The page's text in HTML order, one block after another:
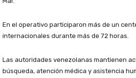
En el operativo participaron más de un
internacionales durante más de 72 horas.
Las autoridades venezolanas mantienen
búsqueda, atención médica y asistencia